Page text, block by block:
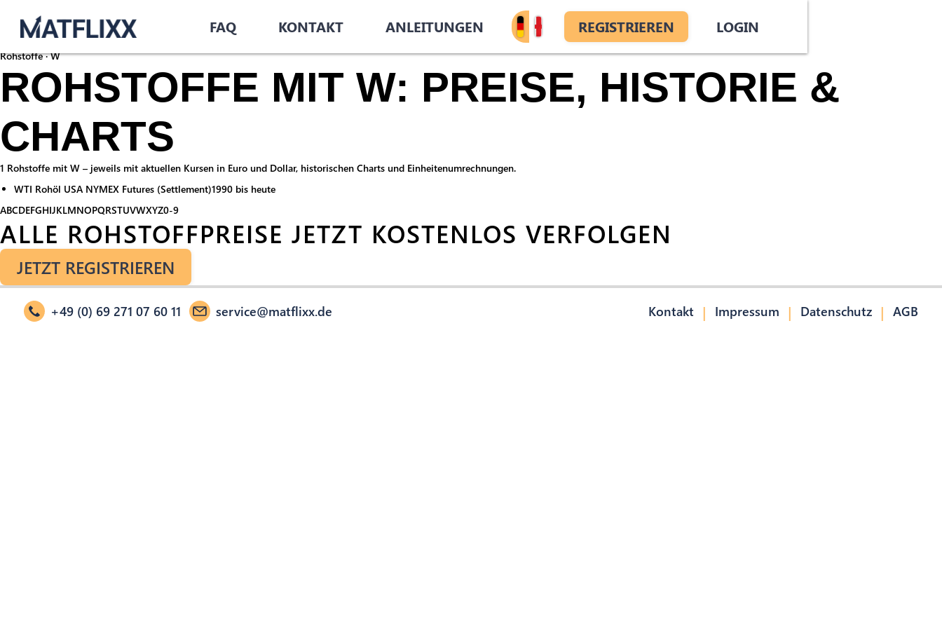
FAQ KONTAKT ANLEITUNGEN REGISTRIEREN LOGIN
Rohstoffe/
W
Rohstoffe · W
ROHSTOFFE MIT W: PREISE, HISTORIE &
CHARTS
1 Rohstoffe mit W – jeweils mit aktuellen Kursen in Euro und Dollar, historischen Charts und Einheitenumrechnungen.
WTI Rohöl USA NYMEX Futures (Settlement)1990 bis heute
ABCDEFGHIJKLMNOPQRSTUVWXYZ0-9
ALLE ROHSTOFFPREISE JETZT KOSTENLOS VERFOLGEN
JETZT REGISTRIEREN
+49 (0) 69 271 07 60 11 service@matflixx.de Kontakt | Impressum | Datenschutz | AGB